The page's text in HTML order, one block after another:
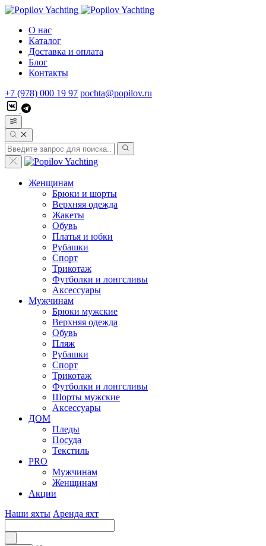
О нас
Каталог
Доставка и оплата
Блог
Контакты
+7 (978) 000 19 97 pochta@popilov.ru
Женщинам
Брюки и шорты
Верхняя одежда
Жакеты
Обувь
Платья и юбки
Рубашки
Спорт
Трикотаж
Футболки и лонгсливы
Аксессуары
Мужчинам
Брюки мужские
Верхняя одежда
Обувь
Пляж
Рубашки
Спорт
Трикотаж
Футболки и лонгсливы
Шорты мужские
Аксессуары
ДОМ
Пледы
Посуда
Текстиль
PRO
Мужчинам
Женщинам
Акции
Наши яхты Аренда яхт